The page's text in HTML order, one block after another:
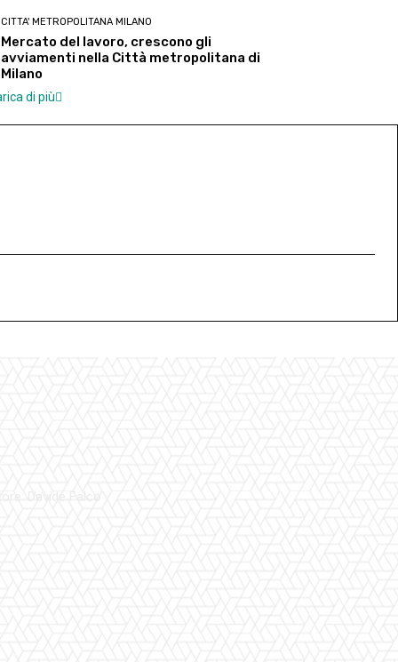
CITTA' METROPOLITANA MILANO
Mercato del lavoro, crescono gli
avviamenti nella Città metropolitana di
Milano
di più